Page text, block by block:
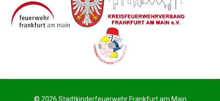
© 2026 Stadtkinderfeuerwehr Frankfurt am Main